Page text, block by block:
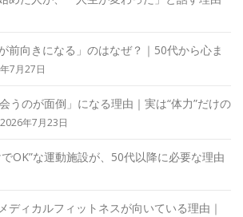
前向きになる」のはなぜ？｜50代から心ま
7月27日
うのが面倒」になる理由｜実は“体力”だけの
2026年7月23日
OK”な運動施設が、50代以降に必要な理由
ディカルフィットネスが向いている理由｜